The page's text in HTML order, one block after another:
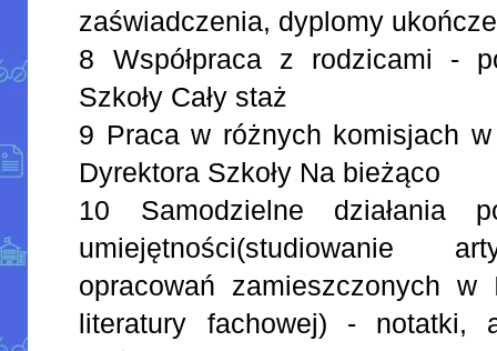
zaświadczenia, dyplomy
8 Współpraca z rodzicami -
Szkoły Cały staż
9 Praca w różnych komisjach
Dyrektora Szkoły Na bieżąco
10 Samodzielne działania
umiejętności(studiowanie
opracowań zamieszczonych w
literatury fachowej) - notatki,